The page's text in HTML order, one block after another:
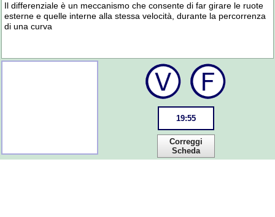
Il differenziale è un meccanismo che consente di far girare le ruote
esterne e quelle interne alla stessa velocità, durante la percorrenza
di una curva
19:55
Correggi
Scheda